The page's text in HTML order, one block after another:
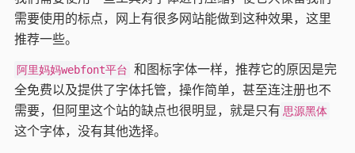
需要使用的标点，网上有很多网站能做到这种效果，这里
推荐一些。
阿里妈妈webfont平台 和图标字体一样，推荐它的原因是完
全免费以及提供了字体托管，操作简单，甚至连注册也不
需要，但阿里这个站的缺点也很明显，就是只有 思源黑体
这个字体，没有其他选择。